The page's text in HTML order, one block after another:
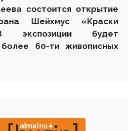
состоится открытие
Шейхмус «Краски
экспозиции будет
60-ти живописных